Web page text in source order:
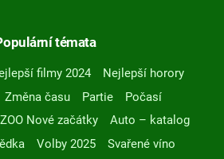
témata
filmy 2024
Nejlepší horory
Změna času Partie
Počasí
ZOO Nové začátky
Auto – katalog
Volby 2025
Svařené víno